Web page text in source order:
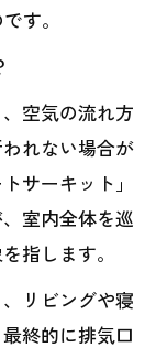
す。
空気の流れ方
れない場合が
サーキット」
室内全体を巡
指します。
リビングや寝
終的に排気口